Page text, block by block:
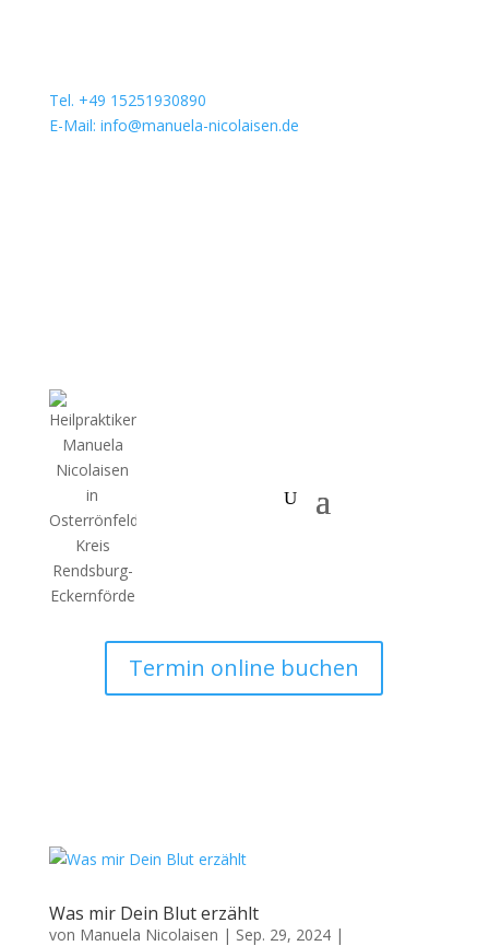
Tel. +49 15251930890
E-Mail: info@manuela-nicolaisen.de
Termin online buchen
Was mir Dein Blut erzählt
von Manuela Nicolaisen | Sep. 29, 2024|